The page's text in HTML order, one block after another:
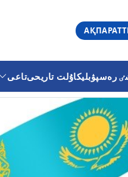
رەسپۋبليكاۇلت تاريحىتاعى